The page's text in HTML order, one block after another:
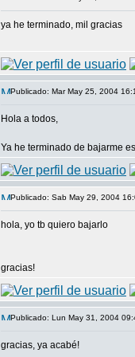
ya he terminado, mil gracias
Publicado: Mar May 25, 2004
Hola a todos,
Ya he terminado de bajarme
Publicado: Sab May 29, 2004
hola, yo tb quiero bajarlo
gracias!
Publicado: Lun May 31, 2004
gracias, ya acabé!